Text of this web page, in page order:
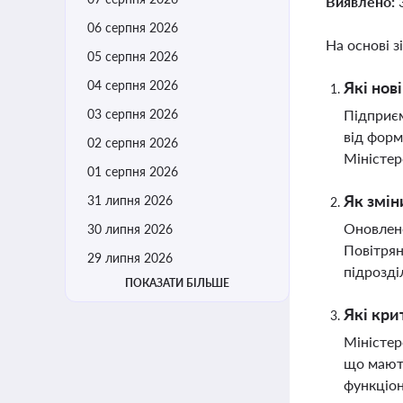
06 серпня 2026
05 серпня 2026
04 серпня 2026
03 серпня 2026
02 серпня 2026
01 серпня 2026
31 липня 2026
30 липня 2026
29 липня 2026
ПОКАЗАТИ БІЛЬШЕ
На основі
Які
від
Як
Які
що